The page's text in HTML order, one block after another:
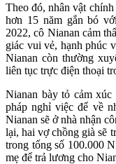
Theo đó, nhân vật
hơn 15 năm gắn bó
2022, cô Nianan cảm
giác vui vẻ, hạnh phúc
Nianan còn thường
liên tục trực điện thoại
Nianan bày tỏ cảm
pháp nghỉ việc để về
Nianan sẽ ở nhà nhận
lại, hai vợ chồng già sẽ
trong tổng số 100.000
mẹ để trả lương cho